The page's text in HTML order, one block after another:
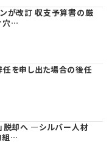
が改訂 収支予算書の厳
穴…
を申し出た場合の後任
脱却へ ―シルバー人材
組…